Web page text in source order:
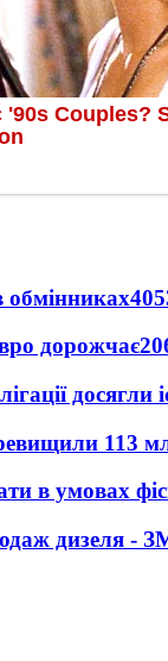
обмінниках
дорожчає
113
в умовах
дизеля -